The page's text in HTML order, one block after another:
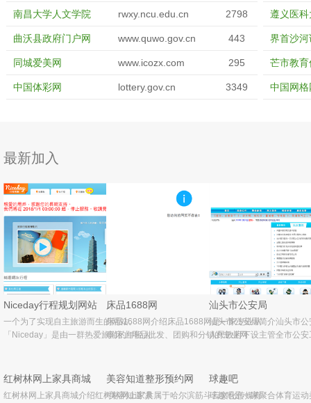
南昌大学人文学院 rwxy.ncu.edu.cn 2798
曲沃县政府门户网 www.quwo.gov.cn 443
同城爱美网 www.icozx.com 295
中国体彩网 lottery.gov.cn 3349
遵义医
界首沙河
芒市教
中国网格
最新加入
Niceday行程规划网站
一个为了实现自主旅游而生的网站。
「Niceday」是由一群热爱旅游的年轻人
营销有限公司所推出的品牌网站，我们将
床品1688网
床品1688网介绍床品1688网是一家专业从
事床上用品批发、团购和分销的专业网
件、夏被、夏凉被、空调被、蚕丝被、羽
汕头市公安局
汕头市公安局简介汕头市
人民政府下设主管全市公
乡、街道设派出所;公安分
红树林网上家具商城
红树林网上家具商城介绍红树林网上家具
美容知道整形预约网
“美容知道”隶属于哈尔滨筋斗云文化传媒有
球趣吧
球趣吧是一家聚合体育运